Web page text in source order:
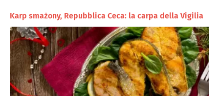
Karp smażony, Repubblica Ceca: la carpa della Vigilia